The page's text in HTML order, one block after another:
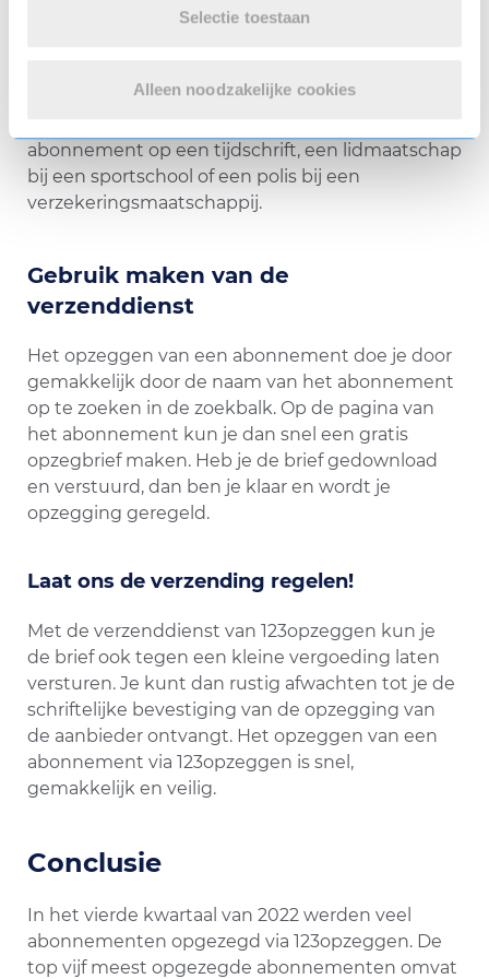
Selectie toestaan
Alleen noodzakelijke cookies
De opzegservice van 123opzeggen
een gemakkelijke en snelle manier je
abonnement op een tijdschrift, een lidmaatschap
bij een sportschool of een polis bij een
verzekeringsmaatschappij.
Gebruik maken van de
verzenddienst
Het opzeggen van een abonnement doe je door
gemakkelijk door de naam van het abonnement
op te zoeken in de zoekbalk. Op de pagina van
het abonnement kun je dan snel een gratis
opzegbrief maken. Heb je de brief gedownload
en verstuurd, dan ben je klaar en wordt je
opzegging geregeld.
Laat ons de verzending regelen!
Met de verzenddienst van 123opzeggen kun je
de brief ook tegen een kleine vergoeding laten
versturen. Je kunt dan rustig afwachten tot je de
schriftelijke bevestiging van de opzegging van
de aanbieder ontvangt. Het opzeggen van een
abonnement via 123opzeggen is snel,
gemakkelijk en veilig.
Conclusie
In het vierde kwartaal van 2022 werden veel
abonnementen opgezegd via 123opzeggen. De
top vijf meest opgezegde abonnementen omvat